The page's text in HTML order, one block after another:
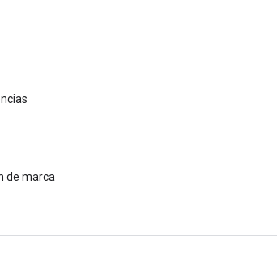
de marca